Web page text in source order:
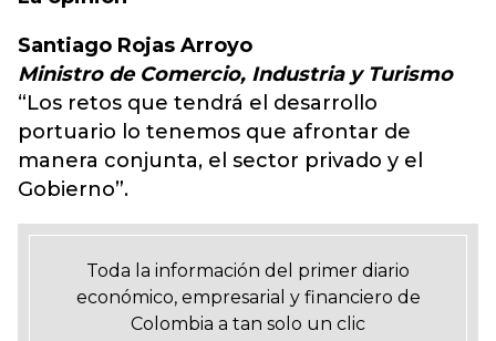
Santiago Rojas Arroyo
Ministro de Comercio, Industria y Turismo
“Los retos que tendrá el desarrollo
portuario lo tenemos que afrontar de
manera conjunta, el sector privado y el
Gobierno”.
Toda la información del primer diario
económico, empresarial y financiero de
Colombia a tan solo un clic